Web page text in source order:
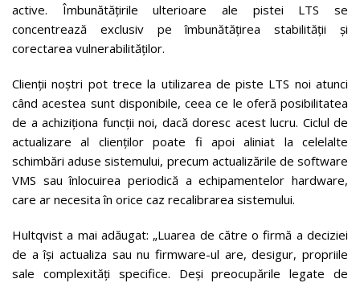
active. Îmbunătățirile ulterioare ale pistei LTS se
concentrează exclusiv pe îmbunătățirea stabilității și
corectarea vulnerabilităților.
Clienții noștri pot trece la utilizarea de piste LTS noi atunci
când acestea sunt disponibile, ceea ce le oferă posibilitatea
de a achiziționa funcții noi, dacă doresc acest lucru. Ciclul de
actualizare al clienților poate fi apoi aliniat la celelalte
schimbări aduse sistemului, precum actualizările de software
VMS sau înlocuirea periodică a echipamentelor hardware,
care ar necesita în orice caz recalibrarea sistemului.
Hultqvist a mai adăugat: „Luarea de către o firmă a deciziei
de a își actualiza sau nu firmware-ul are, desigur, propriile
sale complexități specifice. Deși preocupările legate de